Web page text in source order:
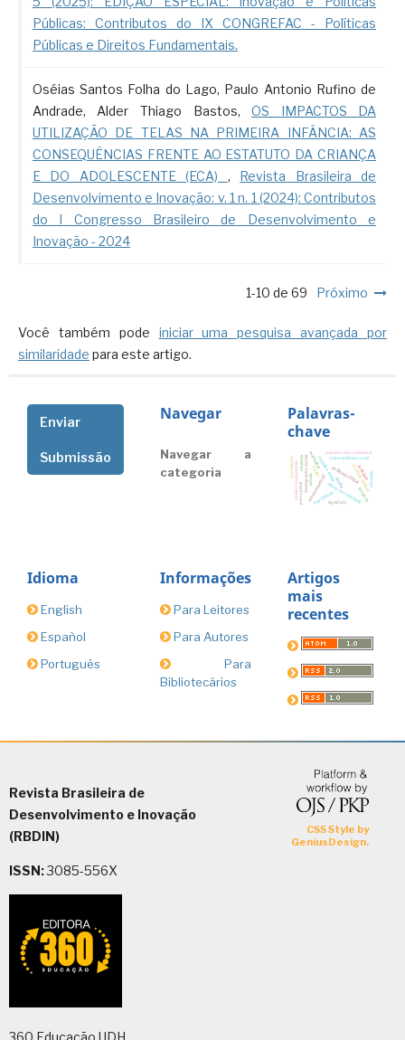
Públicas: Contributos do IX CONGREFAC - Políticas
Públicas e Direitos Fundamentais.
Oséias Santos Folha do Lago, Paulo Antonio Rufino de
Andrade, Alder Thiago Bastos,OS IMPACTOS DA
UTILIZAÇÃO DE TELAS NA PRIMEIRA INFÂNCIA: AS
CONSEQUÊNCIAS FRENTE AO ESTATUTO DA CRIANÇA
E DO ADOLESCENTE (ECA) , Revista Brasileira de
Desenvolvimento e Inovação: v. 1 n. 1 (2024): Contributos
do I Congresso Brasileiro de Desenvolvimento e
Inovação - 2024
1-10 de 69 Próximo
Você também pode iniciar uma pesquisa avançada por
similaridade para este artigo.
Enviar
Submissão
Navegar
Navegar a
categoria
Palavras-
chave
abuso sexual infantil
rede intersetorial
conselho tutelarpolíticas públicasproteção integral
vulnerabilidade social
desempenho escolar
prova penal
direitos fundamentais moda
fast-fashion
marketing
direito judiciário
supremo tribunal federal
eficiência
legalidade território
contratações
educação
escolas
Idioma
English
Español
Português
Informações
Para Leitores
Para Autores
Para
Bibliotecários
Artigos
mais
recentes
Revista Brasileira de
Desenvolvimento e Inovação
(RBDIN)
ISSN:3085-556X
360 Educação UDH